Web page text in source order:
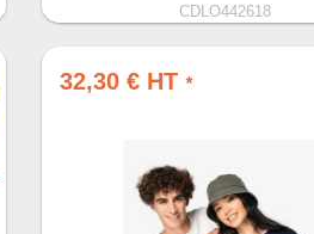
CDLO442618
32,30 € HT *